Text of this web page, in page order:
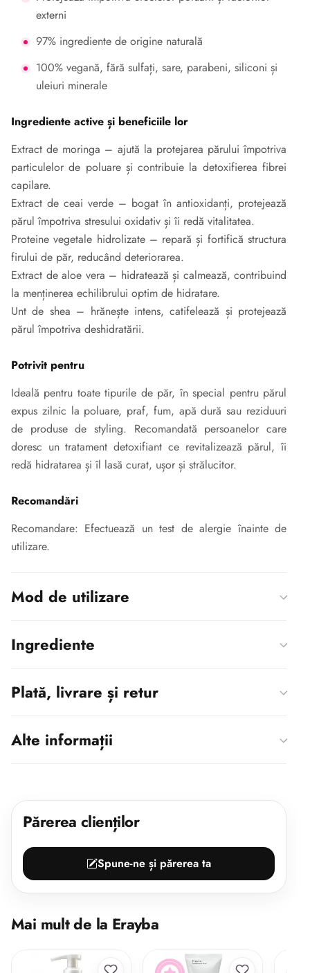
externi
97% ingrediente de origine naturală
100% vegană, fără sulfați, sare, parabeni, siliconi și
uleiuri minerale
Ingrediente active și beneficiile lor
Extract de moringa – ajută la protejarea părului împotriva
particulelor de poluare și contribuie la detoxifierea fibrei
capilare.
Extract de ceai verde – bogat în antioxidanți, protejează
părul împotriva stresului oxidativ și îi redă vitalitatea.
Proteine vegetale hidrolizate – repară și fortifică structura
firului de păr, reducând deteriorarea.
Extract de aloe vera – hidratează și calmează, contribuind
la menținerea echilibrului optim de hidratare.
Unt de shea – hrănește intens, catifelează și protejează
părul împotriva deshidratării.
Potrivit pentru
Ideală pentru toate tipurile de păr, în special pentru părul
expus zilnic la poluare, praf, fum, apă dură sau reziduuri
de produse de styling. Recomandată persoanelor care
doresc un tratament detoxifiant ce revitalizează părul, îi
redă hidratarea și îl lasă curat, ușor și strălucitor.
Recomandări
Recomandare: Efectuează un test de alergie înainte de
utilizare.
Mod de utilizare
Ingrediente
Plată, livrare și retur
Alte informații
Părerea clienților
Spune-ne și părerea ta
Mai mult de la Erayba